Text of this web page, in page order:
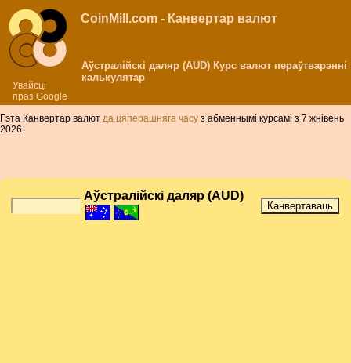
Увайсці
праз Google
CoinMill.com - Канвертар валют
Аўстралійскі даляр (AUD) Курс валют пераўтварэнні
калькулятар
Гэта Канвертар валют да цяперашняга часу з абменнымі курсамі з 7 жнівень
2026.
Аўстралійскі даляр (AUD)